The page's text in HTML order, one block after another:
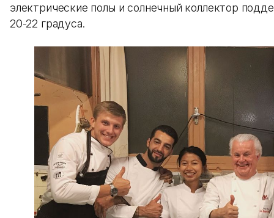
электрические полы и солнечный коллектор
20-22 градуса.